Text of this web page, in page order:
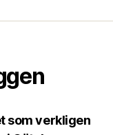
som verkligen